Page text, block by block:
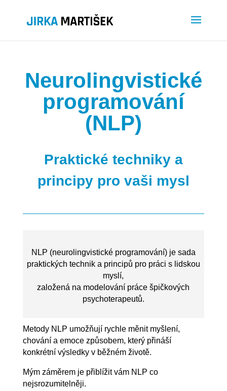
Neurolingvistické
programování
(NLP)
Praktické techniky a
principy pro vaši mysl
NLP (neurolingvistické programování) je sada
praktických technik a principů pro práci s lidskou
myslí,
založená na modelování práce špičkových
psychoterapeutů.
Metody NLP umožňují rychle měnit myšlení,
chování a emoce způsobem, který přináší
konkrétní výsledky v běžném životě.
Mým záměrem je přiblížit vám NLP co
nejsrozumitelněji.